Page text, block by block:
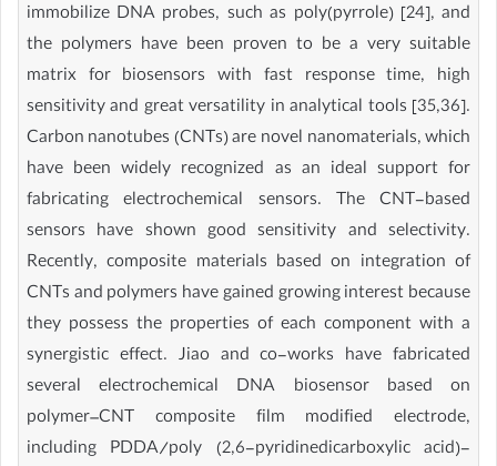
immobilize DNA probes, such as poly(pyrrole) [24], and
the polymers have been proven to be a very suitable
matrix for biosensors with fast response time, high
sensitivity and great versatility in analytical tools [35,36].
Carbon nanotubes (CNTs) are novel nanomaterials, which
have been widely recognized as an ideal support for
fabricating electrochemical sensors. The CNT-based
sensors have shown good sensitivity and selectivity.
Recently, composite materials based on integration of
CNTs and polymers have gained growing interest because
they possess the properties of each component with a
synergistic effect. Jiao and co-works have fabricated
several electrochemical DNA biosensor based on
polymer–CNT composite film modified electrode,
including PDDA/poly (2,6-pyridinedicarboxylic acid)-